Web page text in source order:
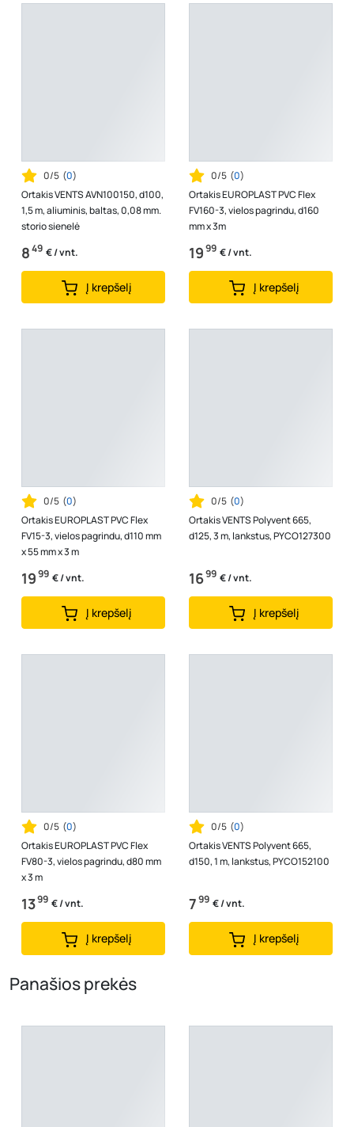
0/5 (0)
Ortakis VENTS AVN100150, d100,
1,5 m, aliuminis, baltas, 0,08 mm.
storio sienelė
849 € / vnt.
Į krepšelį
0/5 (0)
Ortakis EUROPLAST PVC Flex
FV160-3, vielos pagrindu, d160
mm x 3m
1999 € / vnt.
Į krepšelį
0/5 (0)
Ortakis EUROPLAST PVC Flex
FV15-3, vielos pagrindu, d110 mm
x 55 mm x 3 m
1999 € / vnt.
Į krepšelį
0/5 (0)
Ortakis VENTS Polyvent 665,
d125, 3 m, lankstus, PYCO127300
1699 € / vnt.
Į krepšelį
0/5 (0)
Ortakis EUROPLAST PVC Flex
FV80-3, vielos pagrindu, d80 mm
x 3 m
1399 € / vnt.
Į krepšelį
0/5 (0)
Ortakis VENTS Polyvent 665,
d150, 1 m, lankstus, PYCO152100
799 € / vnt.
Į krepšelį
Panašios prekės